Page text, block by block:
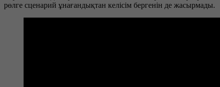
рөлге сценарий ұнағандықтан келісім бергенін де жасырмады.